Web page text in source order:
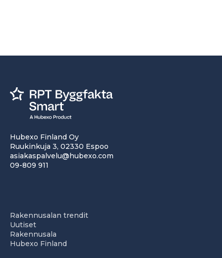
Hubexo Finland Oy
Ruukinkuja 3, 02330 Espoo
asiakaspalvelu@hubexo.com
09-809 911
Rakennusalan trendit
Uutiset
Rakennusala
Hubexo Finland